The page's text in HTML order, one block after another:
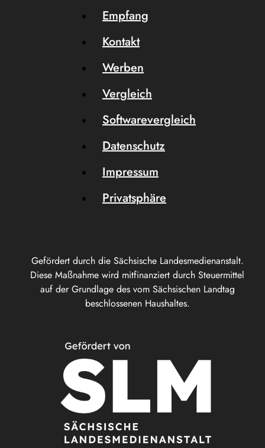
Gefördert durch die Sächsische Landesmedienanstalt.
Diese Maßnahme wird mitfinanziert durch Steuermittel
auf der Grundlage des vom Sächsischen Landtag
beschlossenen Haushaltes.
Empfang
Kontakt
Werben
Vergleich
Softwarevergleich
Datenschutz
Impressum
Privatsphäre